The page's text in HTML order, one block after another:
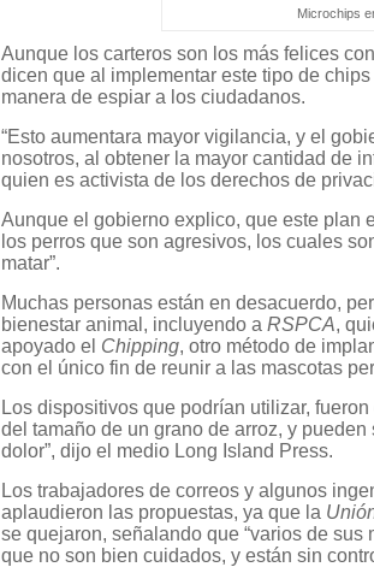
Microchips
Aunque los carteros son los más felices
dicen que al implementar este tipo de
manera de espiar a los ciudadanos.
“Esto aumentara mayor vigilancia, y el
nosotros, al obtener la mayor cantidad de
quien es activista de los derechos de
Aunque el gobierno explico, que este plan
los perros que son agresivos, los cuales
matar”.
Muchas personas están en desacuerdo,
bienestar animal, incluyendo a RSPCA,
apoyado el Chipping, otro método de
con el único fin de reunir a las mascotas
Los dispositivos que podrían utilizar,
del tamaño de un grano de arroz, y
dolor”, dijo el medio Long Island Press.
Los trabajadores de correos y algunos
aplaudieron las propuestas, ya que la
se quejaron, señalando que “varios de
que no son bien cuidados, y están sin